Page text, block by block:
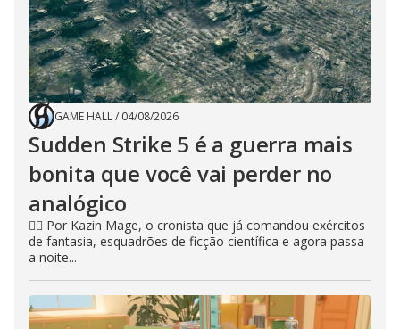
GAME HALL/ 04/08/2026
Sudden Strike 5 é a guerra mais
bonita que você vai perder no
analógico
🧙‍♂️ Por Kazin Mage, o cronista que já comandou exércitos
de fantasia, esquadrões de ficção científica e agora passa
a noite...